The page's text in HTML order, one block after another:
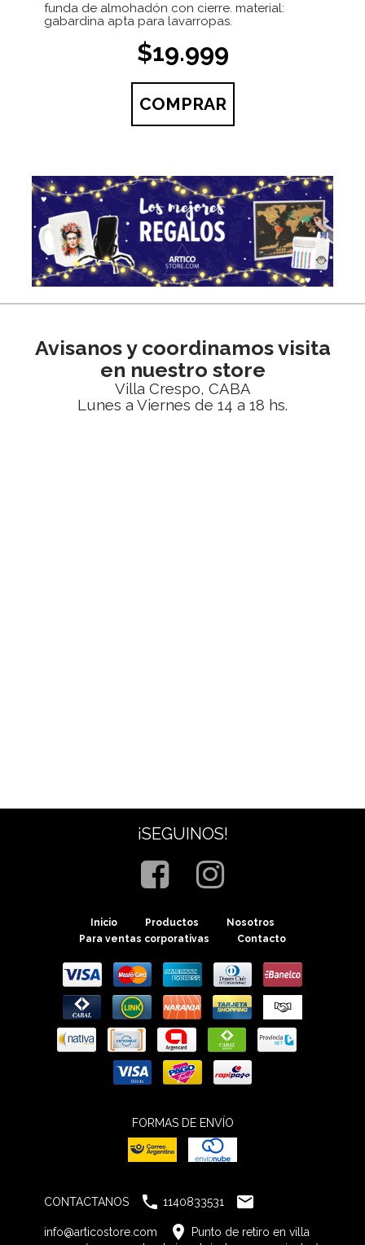
funda de almohadón con cierre. material:
gabardina apta para lavarropas.
$19.999
COMPRAR
Avisanos y coordinamos visita
en nuestro store
Villa Crespo, CABA
Lunes a Viernes de 14 a 18 hs.
¡SEGUINOS!
Inicio Productos
Nosotros
Para ventas corporativas
Contacto
FORMAS DE ENVÍO
CONTACTANOS  1140833531 
info@articostore.com 
Punto de retiro en villa